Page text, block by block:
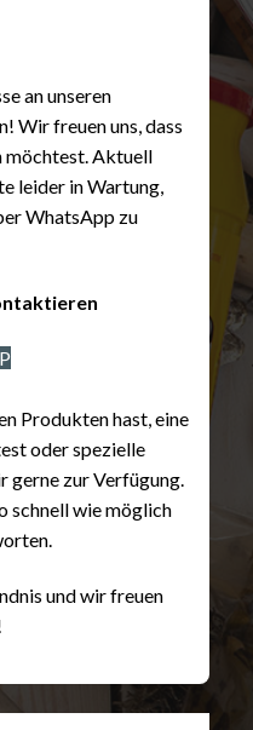
an unseren
Wir freuen uns, dass
möchtest. Aktuell
leider in Wartung,
WhatsApp zu
Produkten hast, eine
oder spezielle
gerne zur Verfügung.
schnell wie möglich
und wir freuen